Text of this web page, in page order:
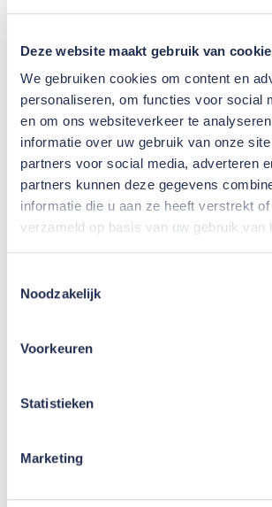
Deze website maakt gebruik van
We gebruiken cookies om content en
personaliseren, om functies voor social
en om ons websiteverkeer te
informatie over uw gebruik van onze
partners voor social media, adverteren
partners kunnen deze gegevens
informatie die u aan ze heeft verstrekt
verzameld op basis van uw gebruik van
Noodzakelijk
Voorkeuren
Statistieken
Marketing
sloopwerkzaamheden afgerond en
2026 gestart met de opbouw.
gebouw opnieuw een
woonfunctie die aansluit bij de
woningbehoefte.